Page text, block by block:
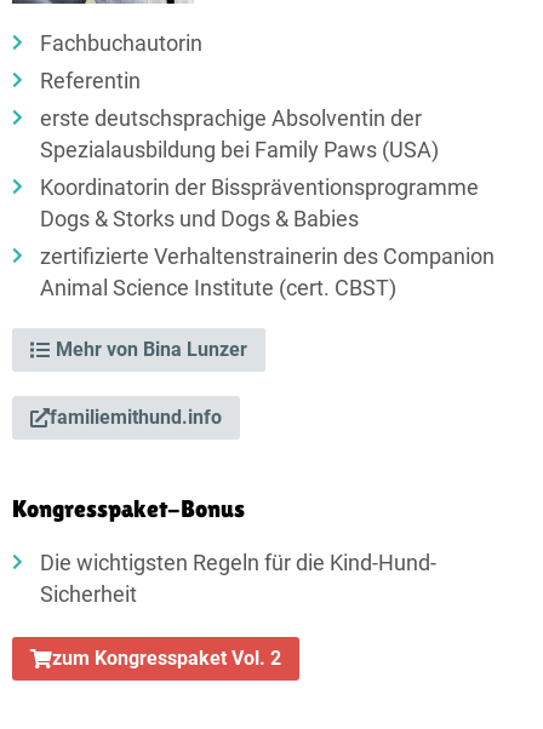
Fachbuchautorin
Referentin
erste deutschsprachige Absolventin der
Spezialausbildung bei Family Paws (USA)
Koordinatorin der Biss­präventions­programme
Dogs & Storks und Dogs & Babies
zertifizierte Verhaltenstrainerin des Companion
Animal Science Institute (cert. CBST)
Mehr von Bina Lunzer
familiemithund.info
Kongresspaket-Bonus
Die wichtigsten Regeln für die Kind-Hund-
Sicherheit
zum Kongresspaket Vol. 2